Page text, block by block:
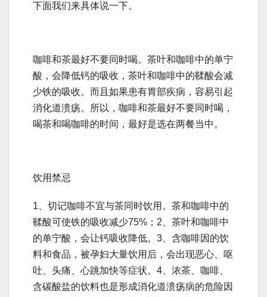
下面我们来具体说一下。
咖啡和茶最好不要同时喝。茶叶和咖啡中的单宁
酸，会降低钙的吸收，茶叶和咖啡中的鞣酸会减
少铁的吸收。而且如果患有胃部疾病，容易引起
消化道溃疡。所以，咖啡和茶最好不要同时喝，
喝茶和喝咖啡的时间，最好是选在两餐当中。
饮用禁忌
1、切记咖啡不宜与茶同时饮用。茶和咖啡中的
鞣酸可使铁的吸收减少75%；2、茶叶和咖啡中
的单宁酸，会让钙吸收降低。3、含咖啡因的饮
料和食品，被孕妇大量饮用后，会出现恶心、呕
吐、头痛、心跳加快等症状。4、浓茶、咖啡、
含碳酸盐的饮料也是形成消化道溃疡病的危险因